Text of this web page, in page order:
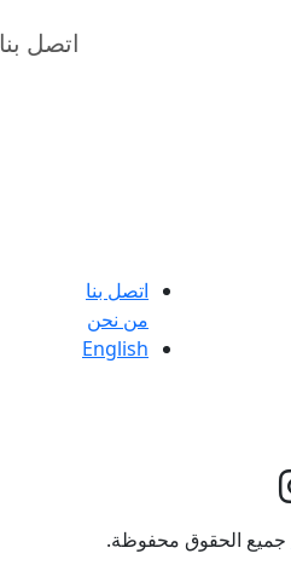
اتصل بنا
اتصل بنا
من نحن
English
جميع الحقوق محفوظة.